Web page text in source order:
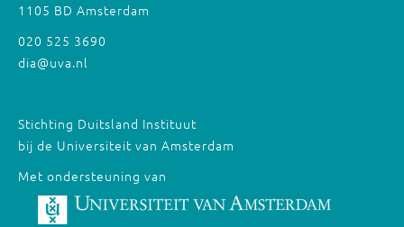
1105 BD Amsterdam
020 525 3690
dia@uva.nl
Stichting Duitsland Instituut
bij de Universiteit van Amsterdam
Met ondersteuning van